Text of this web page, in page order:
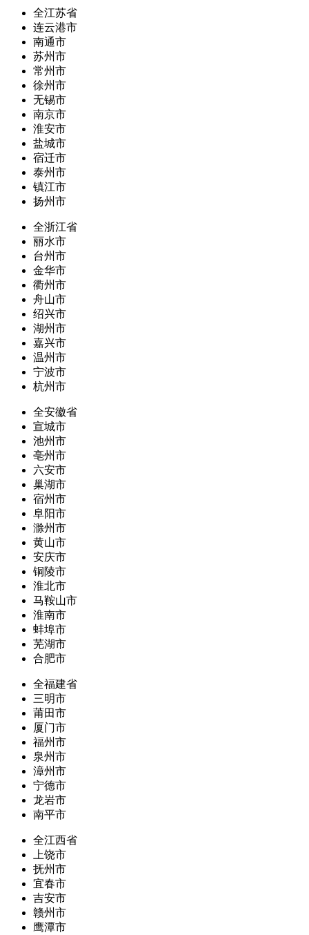
全江苏省
连云港市
南通市
苏州市
常州市
徐州市
无锡市
南京市
淮安市
盐城市
宿迁市
泰州市
镇江市
扬州市
全浙江省
丽水市
台州市
金华市
衢州市
舟山市
绍兴市
湖州市
嘉兴市
温州市
宁波市
杭州市
全安徽省
宣城市
池州市
亳州市
六安市
巢湖市
宿州市
阜阳市
滁州市
黄山市
安庆市
铜陵市
淮北市
马鞍山市
淮南市
蚌埠市
芜湖市
合肥市
全福建省
三明市
莆田市
厦门市
福州市
泉州市
漳州市
宁德市
龙岩市
南平市
全江西省
上饶市
抚州市
宜春市
吉安市
赣州市
鹰潭市